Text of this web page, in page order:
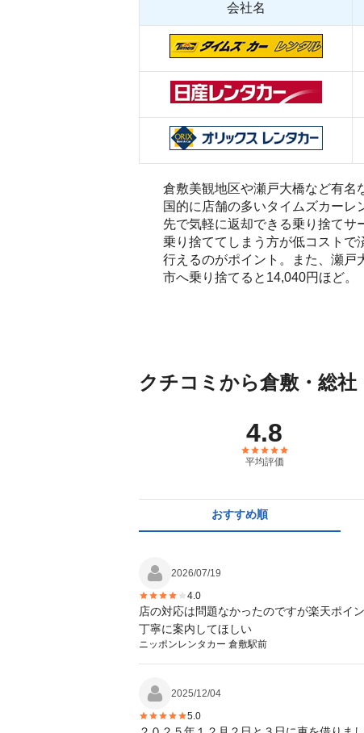
会社名
倉敷美観地区や瀬戸大橋など有名
国的に店舗の多いタイムズカー
先で気軽に返却できる乗り捨てサ
乗り捨ててしまう方が低コストで
行えるのがポイント。また、瀬戸
市へ乗り捨てると14,040円ほど。
クチコミから倉敷・総
4.8
平均評価
おすすめ順
2026/07/19
4.0
店の対応は問題なかったのですが楽天ポイ
丁寧に案内してほしい
ニッポンレンタカー 倉敷駅前
2025/12/04
5.0